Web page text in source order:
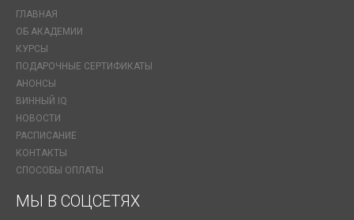
ГЛАВНАЯ
ОБ АКАДЕМИИ
КУРСЫ
ПОДАРОЧНЫЕ СЕРТИФИКАТЫ
АНОНСЫ
ВИННЫЙ IQ
НОВОСТИ
РАСПИСАНИЕ
КОНТАКТЫ
СПОСОБЫ ОПЛАТЫ
МЫ В СОЦСЕТЯХ